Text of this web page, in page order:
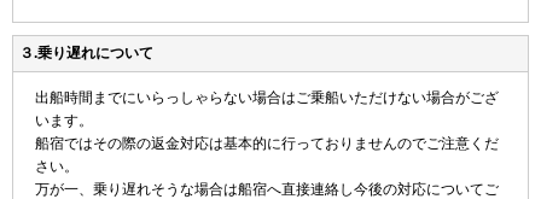
３.乗り遅れについて
出船時間までにいらっしゃらない場合はご乗船いただけない場合がござ
います。
船宿ではその際の返金対応は基本的に行っておりませんのでご注意くだ
さい。
万が一、乗り遅れそうな場合は船宿へ直接連絡し今後の対応についてご